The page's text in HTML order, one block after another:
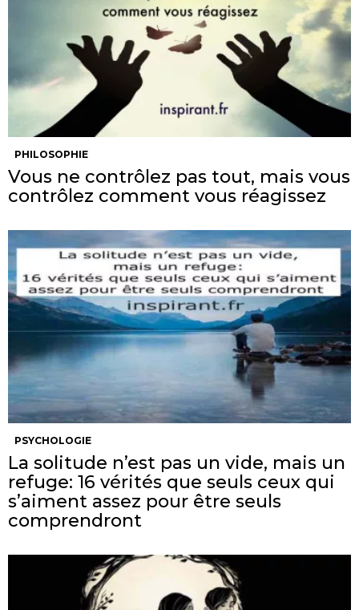
PHILOSOPHIE
Vous ne contrôlez pas tout, mais vous
contrôlez comment vous réagissez
PSYCHOLOGIE
La solitude n’est pas un vide, mais un
refuge: 16 vérités que seuls ceux qui
s’aiment assez pour être seuls
comprendront